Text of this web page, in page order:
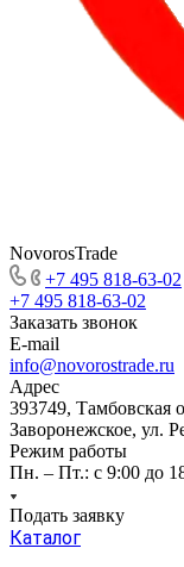
NovorosTrade
+7 495 818-63-02
+7 495 818-63-02
Заказать звонок
E-mail
info@novorostrade.ru
Адрес
393749, Тамбовская
Заворонежское, ул.
Режим работы
Пн. – Пт.: с 9:00 до
Подать заявку
Каталог